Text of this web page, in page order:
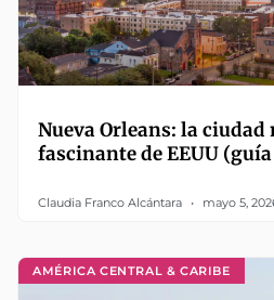
Nueva Orleans: la ciudad
fascinante de EEUU
Claudia Franco Alcántara mayo 5,
AMÉRICA CENTRAL & CARIBE